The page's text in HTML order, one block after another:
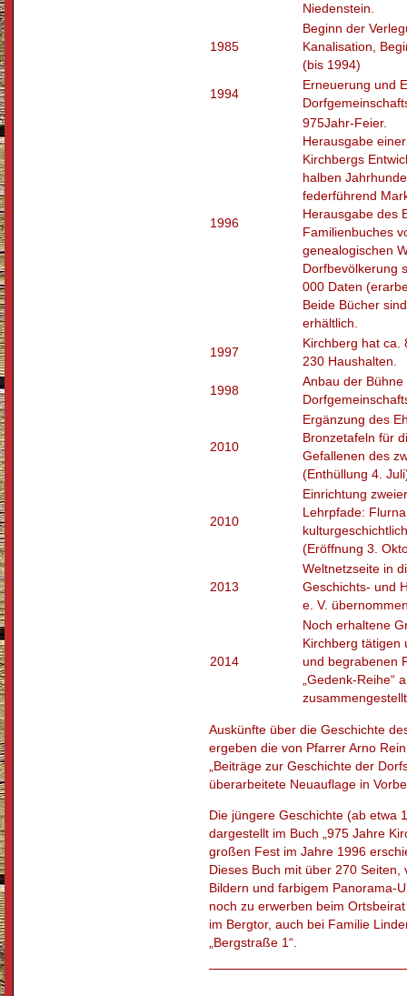
Niedenstein.
1985
Beginn der
Kanalisation,
(bis 1994)
1994
Erneuerung und
1996
975­Jahr-Feier.
Herausgabe
Kirchbergs
halben
federführend
Herausgabe des
Familienbuches
genealogischen
Dorfbevölkerung
000 Daten
Beide Bücher
erhältlich.
1997
Kirchberg hat ca.
230 Haushalten.
1998
Anbau der Bühne
2010
Ergänzung des
Bronzetafeln für
Gefallenen des
(Enthüllung 4.
2010
Einrichtung
Lehrpfade:
(Eröffnung 3.
2013
Weltnetzseite in
Geschichts- und
e. V.
2014
Noch erhaltene
Kirchberg tätigen
und begrabenen
„Gedenk-Reihe“
Auskünfte über die Geschichte
ergeben die von Pfarrer Arno
„Beiträge zur Geschichte der
überarbeitete Neuauflage in
Die jüngere Geschichte (ab etwa
dargestellt im Buch „975 Jahre
großen Fest im Jahre 1996
Dieses Buch mit über 270 Seiten,
Bildern und farbigem Panorama-
noch zu erwerben beim
im Bergtor, auch bei Familie
„Bergstraße 1“.